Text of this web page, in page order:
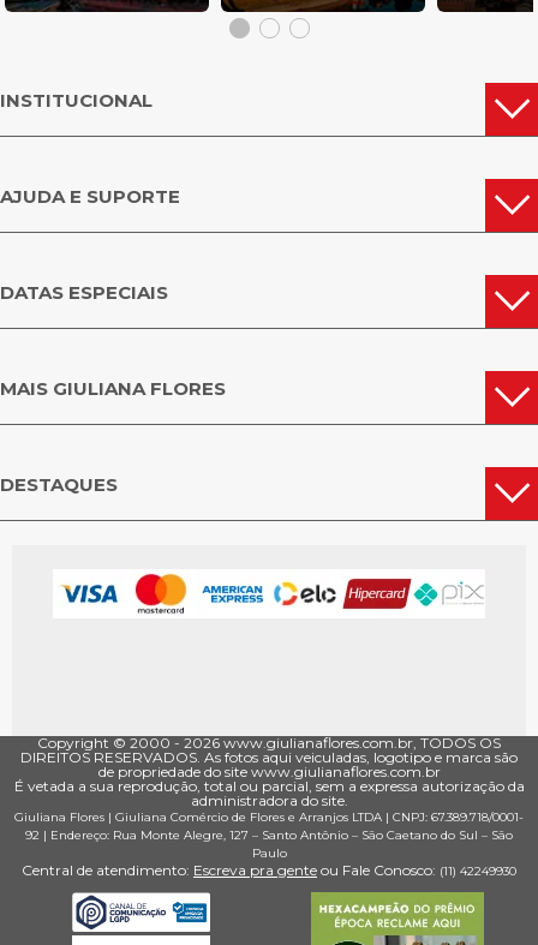
INSTITUCIONAL
AJUDA E SUPORTE
DATAS ESPECIAIS
MAIS GIULIANA FLORES
DESTAQUES
Copyright © 2000 - ­2026 www.giulianaflores.com.br, TODOS OS
DIREITOS RESERVADOS. As fotos aqui veiculadas, logotipo e marca são
de propriedade do site www.giulianaflores.com.br
É vetada a sua reprodução, total ou parcial, sem a expressa autorização da
administradora do site.
Giuliana Flores | Giuliana Comércio de Flores e Arranjos LTDA | CNPJ: 67.389.718/0001­
92 | Endereço: Rua Monte Alegre, 127 – Santo Antônio – São Caetano do Sul – São
Paulo
Central de atendimento: Escreva pra gente ou Fale Conosco: (11) 4224­9930